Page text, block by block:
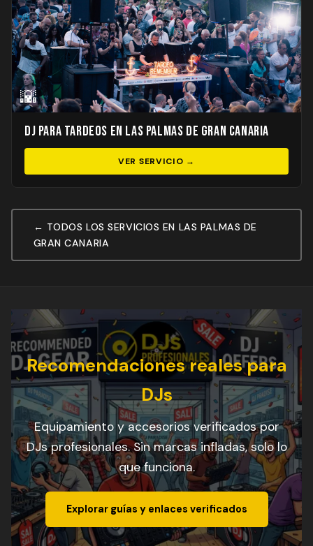
🌇
DJ para Tardeos en Las Palmas de Gran Canaria
VER SERVICIO →
← TODOS LOS SERVICIOS EN LAS PALMAS DE
GRAN CANARIA
Recomendaciones reales para
DJs
Equipamiento y accesorios verificados por
DJs profesionales. Sin marcas infladas, solo lo
que funciona.
Explorar guías y enlaces verificados